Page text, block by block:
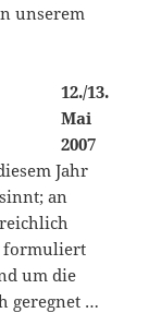
unserem
12./13.
Mai
2007
Jahr
an
formuliert
um die
geregnet …